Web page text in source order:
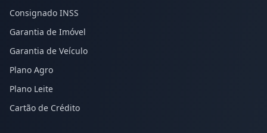
Consignado INSS
Garantia de Imóvel
Garantia de Veículo
Plano Agro
Plano Leite
Cartão de Crédito